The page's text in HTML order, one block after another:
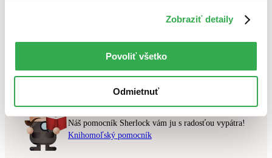
Zobraziť detaily
Povoliť všetko
Odmietnuť
vyhovujúci zadaným podmienkam.
Skúste prosím zmeniť vyhľadávaný výraz.
Chcete poradiť knihu?
Náš pomocník Sherlock vám ju s radosťou vypátra!
Knihomoľský pomocník